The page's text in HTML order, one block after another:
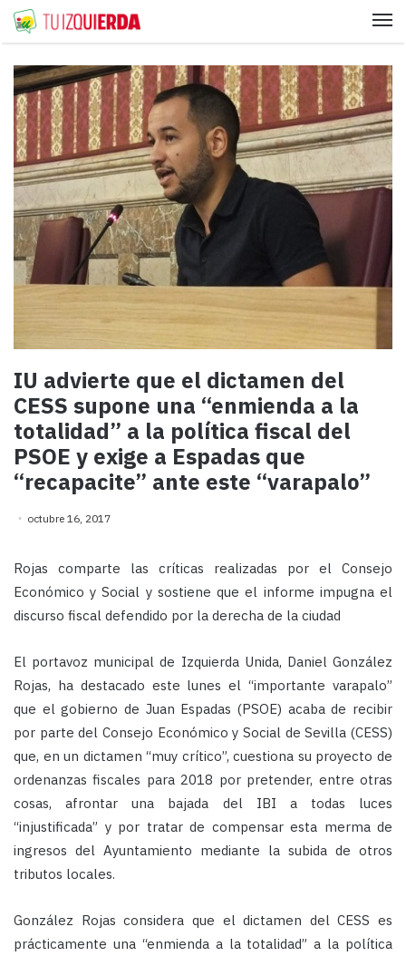
IU advierte que el dictamen del
CESS supone una “enmienda a la
totalidad” a la política fiscal del
PSOE y exige a Espadas que
“recapacite” ante este “varapalo”
octubre 16, 2017
Rojas comparte las críticas realizadas por el Consejo
Económico y Social y sostiene que el informe impugna el
discurso fiscal defendido por la derecha de la ciudad
El portavoz municipal de Izquierda Unida, Daniel González
Rojas, ha destacado este lunes el “importante varapalo”
que el gobierno de Juan Espadas (PSOE) acaba de recibir
por parte del Consejo Económico y Social de Sevilla (CESS)
que, en un dictamen “muy crítico”, cuestiona su proyecto de
ordenanzas fiscales para 2018 por pretender, entre otras
cosas, afrontar una bajada del IBI a todas luces
“injustificada” y por tratar de compensar esta merma de
ingresos del Ayuntamiento mediante la subida de otros
tributos locales.
González Rojas considera que el dictamen del CESS es
prácticamente una “enmienda a la totalidad” a la política